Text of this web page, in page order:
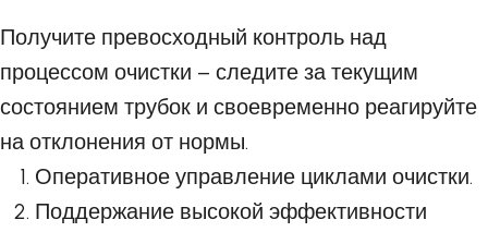
Получите превосходный контроль над
процессом очистки – следите за текущим
состоянием трубок и своевременно реагируйте
на отклонения от нормы.
Оперативное управление циклами очистки.
Поддержание высокой эффективности